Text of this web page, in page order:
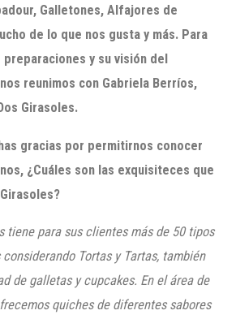
, Galletones, Alfajores de
de lo que nos gusta y más. Para
y su visión del
reunimos con Gabriela Berríos,
Girasoles.
gracias por permitirnos conocer
¿Cuáles son las exquisiteces que
tiene para sus clientes más de 50 tipos
Tortas y Tartas, también
de galletas ycupcakes. En el área de
quiches de diferentes sabores